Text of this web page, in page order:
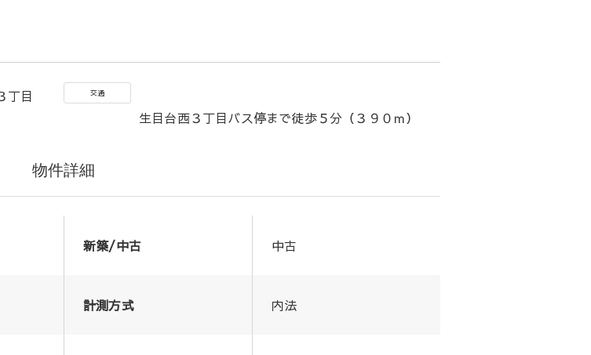
丁目
交通
生目台西３丁目バス停まで徒歩５分（３９０ｍ）
物件詳細
新築/中古 中古
計測方式 内法